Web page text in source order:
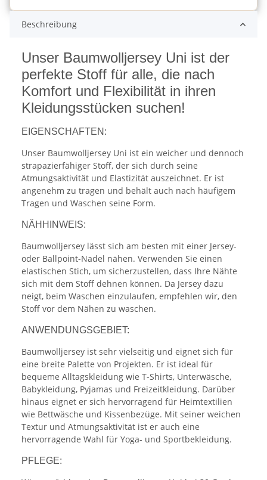
Beschreibung
Unser Baumwolljersey Uni ist der
perfekte Stoff für alle, die nach
Komfort und Flexibilität in ihren
Kleidungsstücken suchen!
EIGENSCHAFTEN:
Unser Baumwolljersey Uni ist ein weicher und dennoch
strapazierfähiger Stoff, der sich durch seine
Atmungsaktivität und Elastizität auszeichnet. Er ist
angenehm zu tragen und behält auch nach häufigem
Tragen und Waschen seine Form.
NÄHHINWEIS:
Baumwolljersey lässt sich am besten mit einer Jersey-
oder Ballpoint-Nadel nähen. Verwenden Sie einen
elastischen Stich, um sicherzustellen, dass Ihre Nähte
sich mit dem Stoff dehnen können. Da Jersey dazu
neigt, beim Waschen einzulaufen, empfehlen wir, den
Stoff vor dem Nähen zu waschen.
ANWENDUNGSGEBIET:
Baumwolljersey ist sehr vielseitig und eignet sich für
eine breite Palette von Projekten. Er ist ideal für
bequeme Alltagskleidung wie T-Shirts, Unterwäsche,
Babykleidung, Pyjamas und Freizeitkleidung. Darüber
hinaus eignet er sich hervorragend für Heimtextilien
wie Bettwäsche und Kissenbezüge. Mit seiner weichen
Textur und Atmungsaktivität ist er auch eine
hervorragende Wahl für Yoga- und Sportbekleidung.
PFLEGE: